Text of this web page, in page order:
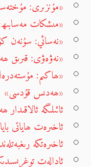
«مۇنزىرى:
«مىشكات
«نەسائي: سۇنەن
«نەۋەۋى: قىرىق
«ھاكىم:
«ھەدىس قۇدسى»
ئائىلىگە ئالاقىدار
ئاخىرەت ھاياتى
ئاخىرەتكە
ئادالەت